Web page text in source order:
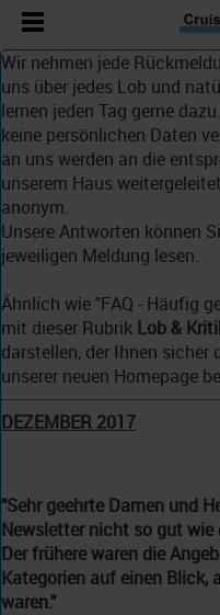
Wir nehmen jede
uns über jedes Lob und
lernen jeden Tag gerne
keine persönlichen Daten
an uns werden an die
unserem Haus
anonym.
Unsere Antworten können
jeweiligen Meldung lesen.
Ähnlich wie "FAQ - Häufig
mit dieser Rubrik Lob &
darstellen, der Ihnen sicher
unserer neuen Homepage
DEZEMBER 2017
"Sehr geehrte Damen und
Newsletter nicht so gut wie
Der frühere waren die
Kategorien auf einen Blick,
waren."